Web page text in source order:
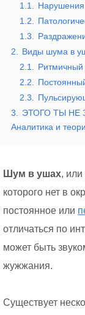
1.1.
1.2.
1.3.
2.
Виды шума в
2.1.
2.2.
2.3.
3.
ЭТОГО ТЫ НЕ
Аналитика и
Шум в ушах,
которого нет в
постоянное или
отличаться по
может быть
жужжания.
Существует